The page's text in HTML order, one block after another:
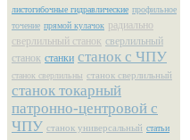
листогибочные гидравлические профильное
точение прямой кулачок радиально
сверлильный станок сверлильный
станок станки станок с ЧПУ
станок сверлильны станок сверлильный
станок токарный
патронно-центровой с
ЧПУ станок универсальный статьи